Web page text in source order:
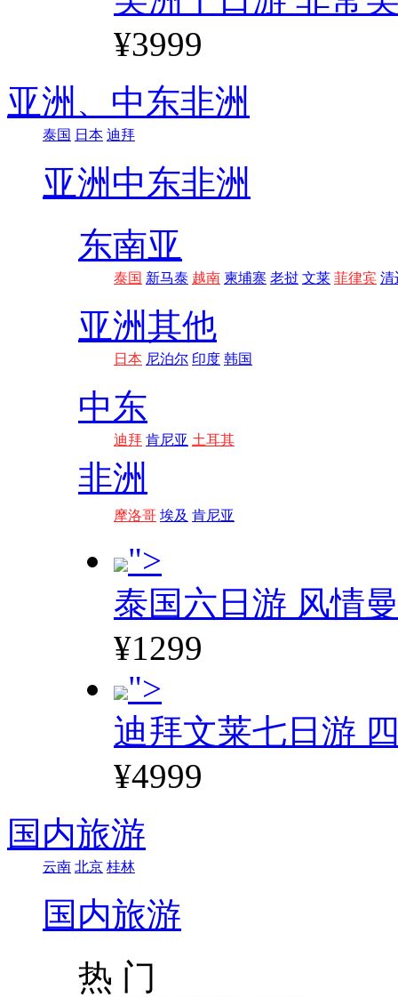
¥3999
亚洲、 中东非洲
泰国 日本 迪拜
亚洲 中东非洲
东南亚
泰国 新马泰 越南 柬埔寨 老挝 文莱 菲律宾 清
亚洲其他
日本 尼泊尔 印度 韩国
中东
迪拜 肯尼亚 土耳其
非洲
摩洛哥 埃及 肯尼亚
">
泰国六日游 风情
¥1299
">
迪拜文莱七日游
¥4999
国内旅游
云南 北京 桂林
国内旅游
热 门